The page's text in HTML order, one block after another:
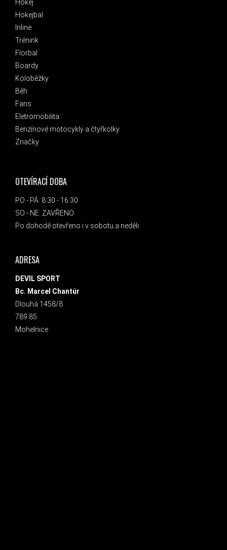
Hokej
Hokejbal
Inline
Trénink
Florbal
Boardy
Koloběžky
Běh
Fans
Eletromobilita
Benzínové motocykly a čtyřkolky
Značky
OTEVÍRACÍ DOBA
PO - PÁ: 8:30 - 16:30
SO - NE: ZAVŘENO
Po dohodě otevřeno i v sobotu a neděli.
ADRESA
DEVIL SPORT
Bc. Marcel Chantúr
Dlouhá 1458/8
789 85
Mohelnice